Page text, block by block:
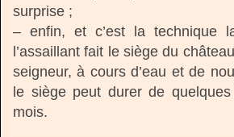
surprise ;
– enfin, et c’est la technique
l’assaillant fait le siège du
seigneur, à cours d’eau et de
le siège peut durer de
mois.